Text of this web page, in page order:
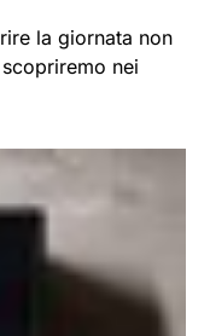
la giornata non
nei